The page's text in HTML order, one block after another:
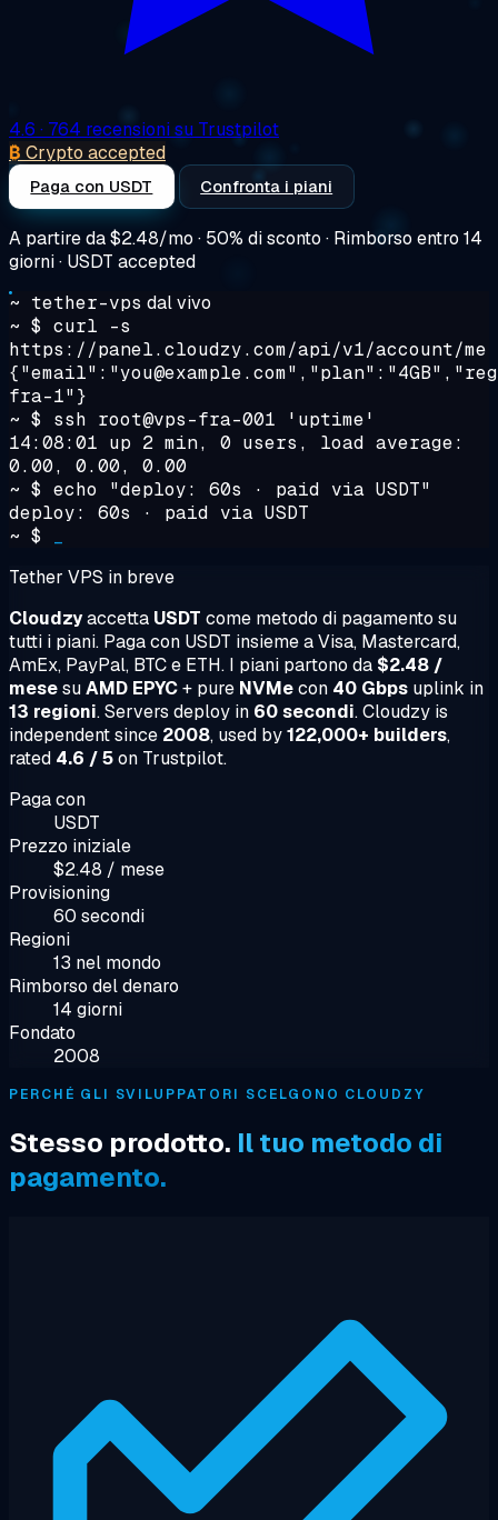
4.6 · 764 recensioni su Trustpilot
₿ Crypto accepted
Paga con USDT Confronta i piani
A partire da$2.48/mo · 50% di sconto · Rimborso entro 14
giorni · USDT accepted
~ tether-vps dal vivo
~ $ curl -s
https://panel.cloudzy.com/api/v1/account/me
fra-1"}
~ $
ssh root@vps-fra-001 'uptime'
14:08:01 up 2 min, 0 users, load average:
0.00, 0.00, 0.00
~ $ echo "deploy: 60s · paid via USDT"
deploy: 60s · paid via USDT
~ $
Tether VPS in breve
Cloudzyaccetta USDT come metodo di pagamento su
tutti i piani. Paga con USDT insieme a Visa, Mastercard,
AmEx, PayPal, BTC e ETH. I piani partono da $2.48 /
mesesuAMD EPYC+ pure NVMecon 40 Gbps uplink in
13 regioni. Servers deploy in 60 secondi. Cloudzy is
independent since 2008, used by122,000+ builders,
rated 4.6 / 5on Trustpilot.
Paga con
USDT
Prezzo iniziale
$2.48 / mese
Provisioning
60 secondi
Regioni
13 nel mondo
Rimborso del denaro
14 giorni
Fondato
2008
PERCHÉ GLI SVILUPPATORI SCELGONO CLOUDZY
Stesso prodotto. Il tuo metodo di
pagamento.